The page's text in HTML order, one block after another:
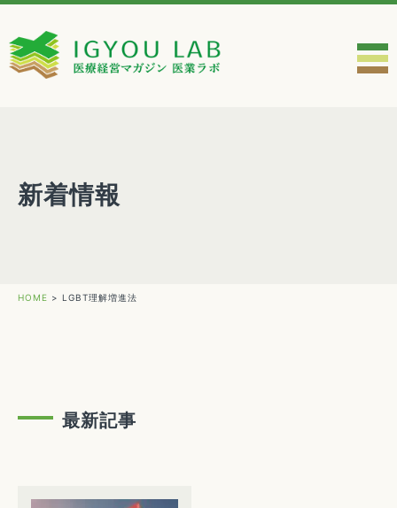
新着情報
HOME > LGBT理解増進法
最新記事